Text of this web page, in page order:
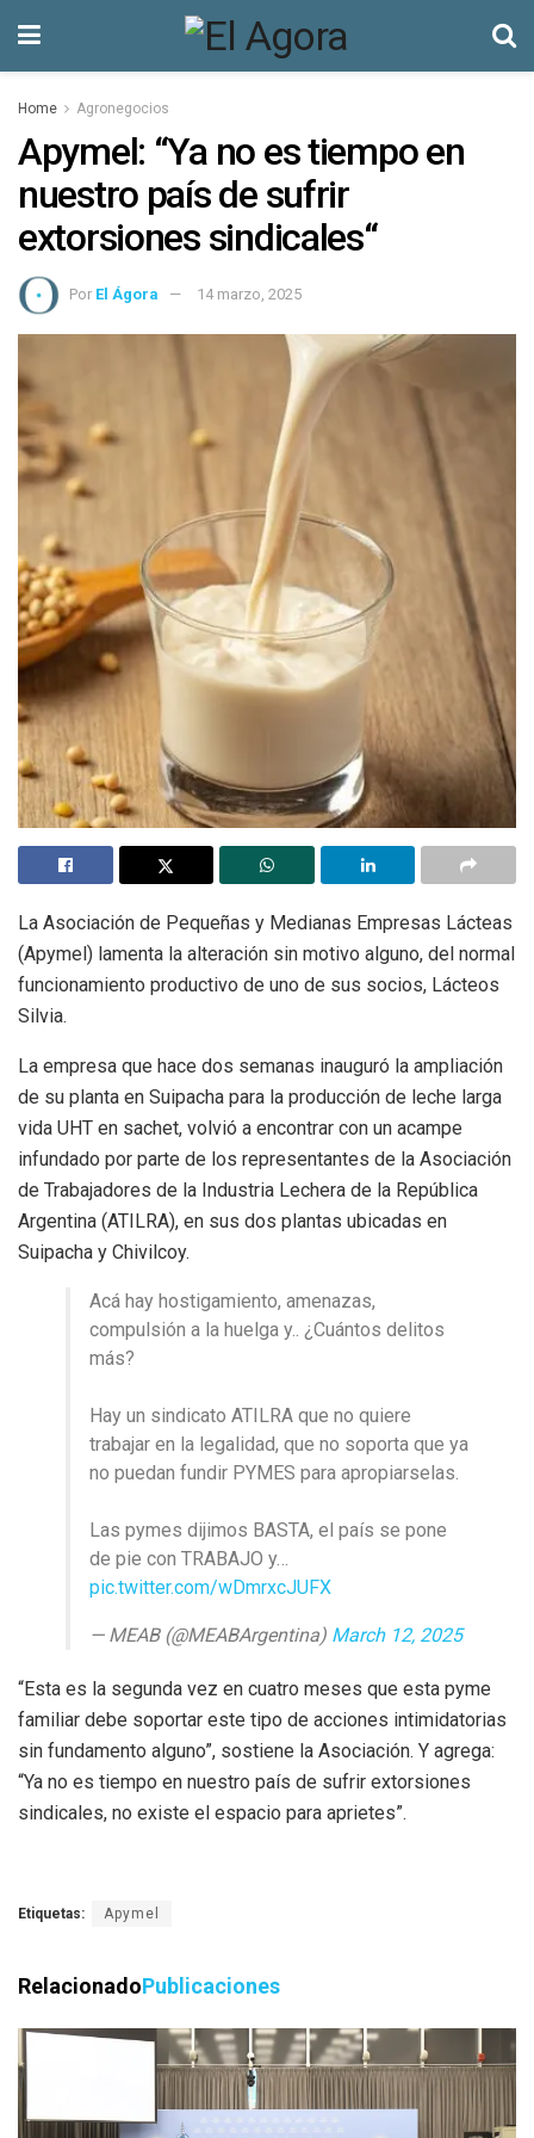
Home Agronegocios
Apymel: “Ya no es tiempo en
nuestro país de sufrir
extorsiones sindicales“
Por El Ágora 14 marzo, 2025
La Asociación de Pequeñas y Medianas Empresas Lácteas
(Apymel) lamenta la alteración sin motivo alguno, del normal
funcionamiento productivo de uno de sus socios, Lácteos
Silvia.
La empresa que hace dos semanas inauguró la ampliación
de su planta en Suipacha para la producción de leche larga
vida UHT en sachet, volvió a encontrar con un acampe
infundado por parte de los representantes de la Asociación
de Trabajadores de la Industria Lechera de la República
Argentina (ATILRA), en sus dos plantas ubicadas en
Suipacha y Chivilcoy.
Acá hay hostigamiento, amenazas,
compulsión a la huelga y.. ¿Cuántos delitos
más?
Hay un sindicato ATILRA que no quiere
trabajar en la legalidad, que no soporta que ya
no puedan fundir PYMES para apropiarselas.
Las pymes dijimos BASTA, el país se pone
de pie con TRABAJO y…
pic.twitter.com/wDmrxcJUFX
— MEAB (@MEABArgentina) March 12, 2025
“Esta es la segunda vez en cuatro meses que esta pyme
familiar debe soportar este tipo de acciones intimidatorias
sin fundamento alguno”, sostiene la Asociación. Y agrega:
“Ya no es tiempo en nuestro país de sufrir extorsiones
sindicales, no existe el espacio para aprietes”.
Etiquetas: Apymel
RelacionadoPublicaciones